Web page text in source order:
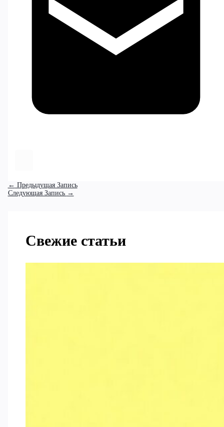
← Предыдущая Запись
Следующая Запись →
Свежие статьи